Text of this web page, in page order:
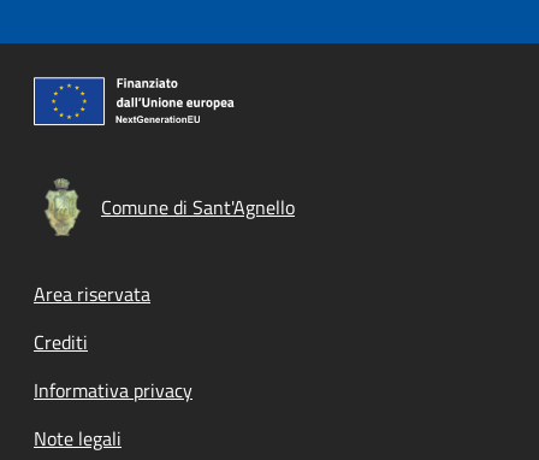
Comune di Sant'Agnello
Footer menu
Area riservata
Crediti
Informativa privacy
Note legali